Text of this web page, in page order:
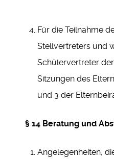
Für die Teilnahme
Stellvertreters und
Schülervertreter
Sitzungen des
und 3 der
§ 14 Beratung und
Angelegenheiten,